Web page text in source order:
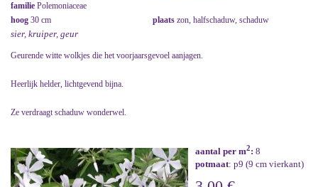
familie Polemoniaceae
hoog 30 cm plaats zon, halfschaduw, schaduw
sier, kruiper, geur
Geurende witte wolkjes die het voorjaarsgevoel aanjagen.
Heerlijk helder, lichtgevend bijna.
Ze verdraagt schaduw wonderwel.
aantal per m2: 8
potmaat: p9 (9 cm vierkant)